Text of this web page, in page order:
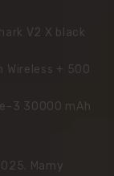
V2 X black
Wireless + 500
3 30000 mAh
Mamy